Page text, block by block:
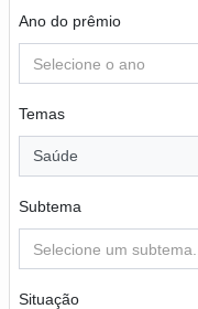
Ano do prêmio
Selecione o ano
Temas
Saúde
Subtema
Selecione um subtema...
Situação